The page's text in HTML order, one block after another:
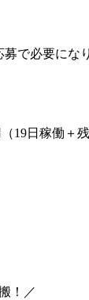
で必要にな
19日稼働＋
！／